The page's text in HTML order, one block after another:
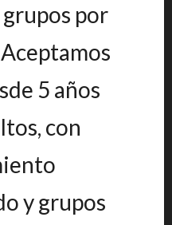
por
5 años
con
y grupos